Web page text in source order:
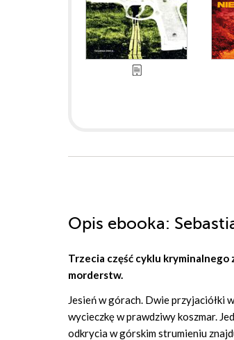
Opis ebooka:
Trzecia część cyklu
morderstw.
Jesień w górach. Dwie przyjaciółki
wycieczkę w prawdziwy koszmar.
odkrycia w górskim strumieniu